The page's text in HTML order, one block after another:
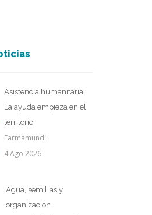
Asistencia humanitaria:
La ayuda empieza en el
territorio
Farmamundi
4 Ago 2026
Agua, semillas y
organización